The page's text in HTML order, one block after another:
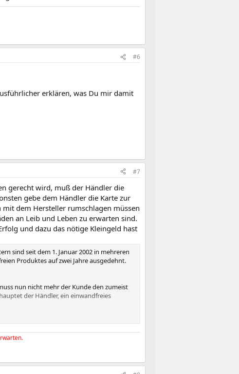
#6
erklären, was Du mir damit
#7
gerecht wird, muß der Händler die
gebe dem Händler die Karte zur
dem Hersteller rumschlagen müssen
an Leib und Leben zu erwarten sind.
und dazu das nötige Kleingeld hast
sind seit dem 1. Januar 2002 in mehreren
Produktes auf zwei Jahre ausgedehnt.
nun nicht mehr der Kunde den zumeist
der Händler, ein einwandfreies
der Kunde beweisen, dass die Ware
eines einwandfreien Produktes
sind, kann der Käufer weitere Rechte